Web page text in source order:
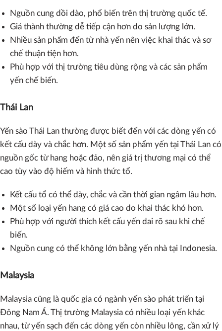
Nguồn cung dồi dào, phổ biến trên thị trường quốc tế.
Giá thành thường dễ tiếp cận hơn do sản lượng lớn.
Nhiều sản phẩm đến từ nhà yến nên việc khai thác và sơ
chế thuận tiện hơn.
Phù hợp với thị trường tiêu dùng rộng và các sản phẩm
yến chế biến.
Thái Lan
Yến sào Thái Lan thường được biết đến với các dòng yến có
kết cấu dày và chắc hơn. Một số sản phẩm yến tại Thái Lan có
nguồn gốc từ hang hoặc đảo, nên giá trị thương mại có thể
cao tùy vào độ hiếm và hình thức tổ.
Kết cấu tổ có thể dày, chắc và cần thời gian ngâm lâu hơn.
Một số loại yến hang có giá cao do khai thác khó hơn.
Phù hợp với người thích kết cấu yến dai rõ sau khi chế
biến.
Nguồn cung có thể không lớn bằng yến nhà tại Indonesia.
Malaysia
Malaysia cũng là quốc gia có ngành yến sào phát triển tại
Đông Nam Á. Thị trường Malaysia có nhiều loại yến khác
nhau, từ yến sạch đến các dòng yến còn nhiều lông, cần xử lý